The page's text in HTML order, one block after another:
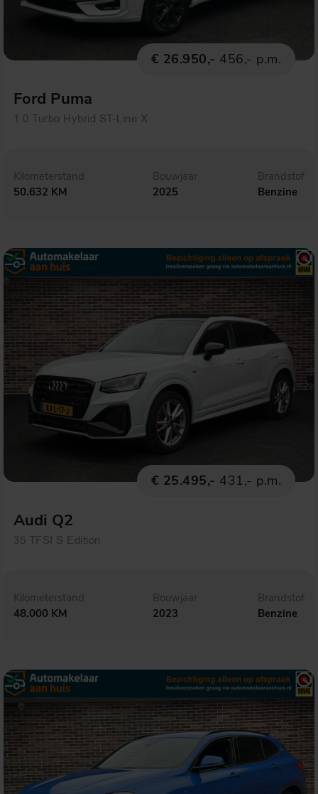
€ 26.950,- 456,- p.m.
Ford Puma
1.0 Turbo Hybrid ST-Line X
Kilometerstand
50.632 KM
Bouwjaar
2025
Brandstof
Benzine
€ 25.495,- 431,- p.m.
Audi Q2
35 TFSI S Edition
Kilometerstand
48.000 KM
Bouwjaar
2023
Brandstof
Benzine